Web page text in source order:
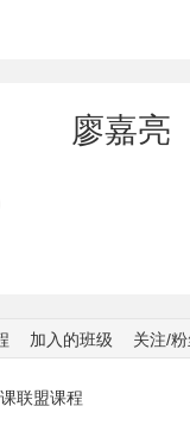
廖嘉亮
加入的班级 关注/粉
联盟课程